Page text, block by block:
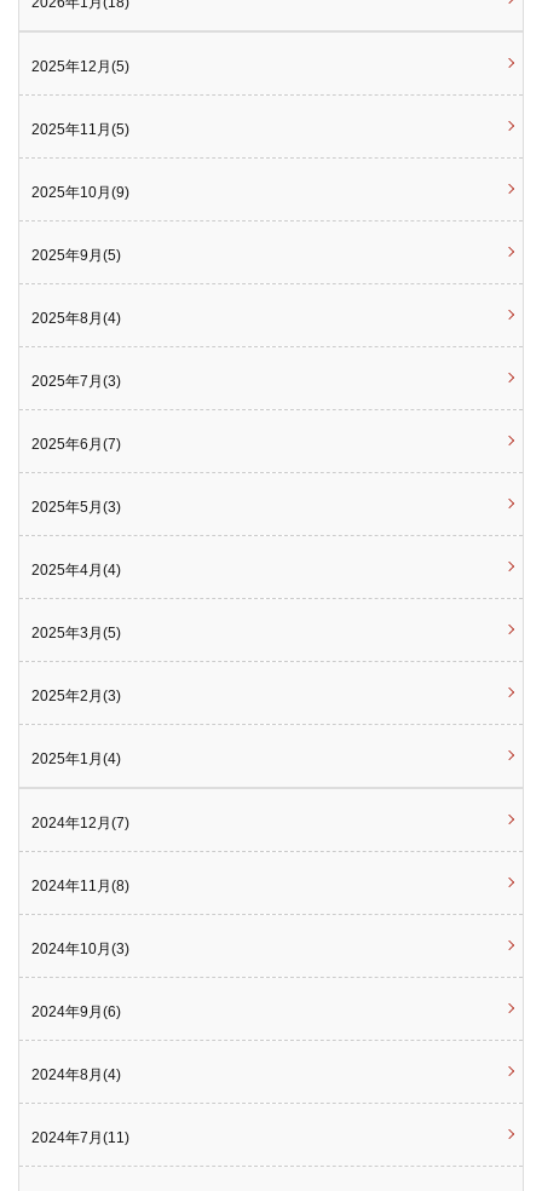
2025年12月(5)
2025年11月(5)
2025年10月(9)
2025年9月(5)
2025年8月(4)
2025年7月(3)
2025年6月(7)
2025年5月(3)
2025年4月(4)
2025年3月(5)
2025年2月(3)
2025年1月(4)
2024年12月(7)
2024年11月(8)
2024年10月(3)
2024年9月(6)
2024年8月(4)
2024年7月(11)